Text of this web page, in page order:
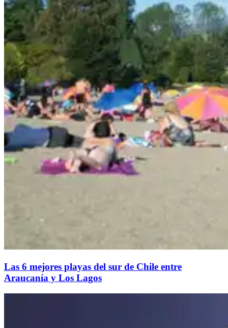
Las 6 mejores playas del sur de Chile entre
Araucanía y Los Lagos